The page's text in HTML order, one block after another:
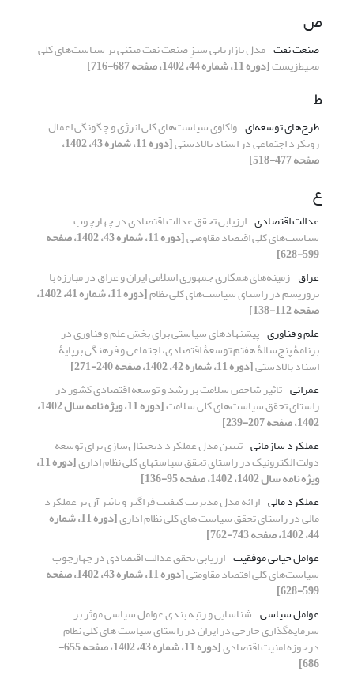
ص
صنعت نفت مدل بازاریابی سبزِ صنعت نفت مبتنی بر سیاست‌های کلی
محیط‌زیست[دوره 11، شماره 44، 1402، صفحه 687-716]
ط
طرح‌های توسعه‌ای واکاوی سیاست‌های کلی انرژی و چگونگی اعمال
رویکرد اجتماعی در اسناد بالادستی [دوره 11، شماره 43، 1402،
صفحه 477-518]
ع
عدالت اقتصادی ارزیابی تحقق عدالت اقتصادی در چهارچوب
سیاست‌های کلی اقتصاد مقاومتی [دوره 11، شماره 43، 1402، صفحه
599-628]
عراق زمینه‌های همکاری جمهوری اسلامی ایران و عراق در مبارزه با
تروریسم در راستای سیاست‌های کلی نظام [دوره 11، شماره 41، 1402،
صفحه 112-138]
علم و فناوری پیشنهادهای سیاستی برای بخش علم و فناوری در
برنامۀ پنج‌سالۀ هفتم توسعۀ اقتصادی، اجتماعی و فرهنگی برپایۀ
اسناد بالادستی[دوره 11، شماره 42، 1402، صفحه 240-271]
عمرانی تاثیر شاخص‌ سلامت بر رشد و توسعه اقتصادی کشور در
راستای تحقق سیاست‌های کلی سلامت [دوره 11، ویژه نامه سال 1402،
1402، صفحه 207-239]
عملکرد سازمانی تبیین مدل عملکرد دیجیتال‌سازی برای توسعه
دولت الکترونیک در راستای تحقق سیاستهای کلی نظام اداری [دوره 11،
ویژه نامه سال 1402، 1402، صفحه 95-136]
عملکرد مالی ارائه مدل مدیریت کیفیت فراگیر و تاثیر آن بر عملکرد
مالی در راستای تحقق سیاست های کلی نظام اداری [دوره 11، شماره
44، 1402، صفحه 743-762]
عوامل حیاتی موفقیت ارزیابی تحقق عدالت اقتصادی در چهارچوب
سیاست‌های کلی اقتصاد مقاومتی [دوره 11، شماره 43، 1402، صفحه
599-628]
عوامل سیاسی شناسایی و رتبه بندی عوامل سیاسی موثر بر
سرمایه‌گذاری خارجی در ایران در راستای سیاست های کلی نظام
درحوزه امنیت اقتصادی [دوره 11، شماره 43، 1402، صفحه 655-
686]